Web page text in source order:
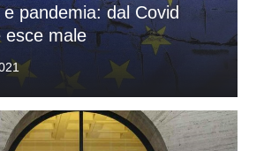
pandemia: dal Covid
esce male